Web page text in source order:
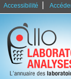
Accessibilité